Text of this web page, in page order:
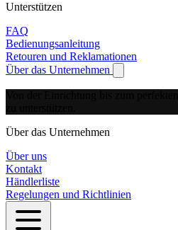
Unterstützen
FAQ
Bedienungsanleitung
Retouren und Reklamationen
Über das Unternehmen
Show
Über das Unternehmen
Über uns
Kontakt
Händlerliste
Regelungen und Richtlinien